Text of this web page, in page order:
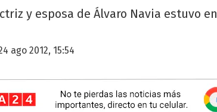
y esposa de Álvaro Navia estuvo
ago 2012, 15:54